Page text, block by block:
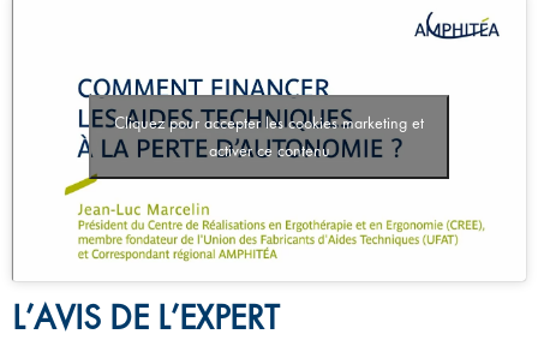
Cliquez pour accepter les cookies marketing et
activer ce contenu
L’AVIS DE L’EXPERT